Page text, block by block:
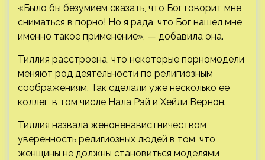
«Было бы безумием сказать, что Бог говорит мне
сниматься в порно! Но я рада, что Бог нашел мне
именно такое применение», — добавила она.
Тиллия расстроена, что некоторые порномодели
меняют род деятельности по религиозным
соображениям. Так сделали уже несколько ее
коллег, в том числе Нала Рэй и Хейли Вернон.
Тиллия назвала женоненавистничеством
уверенность религиозных людей в том, что
женщины не должны становиться моделями